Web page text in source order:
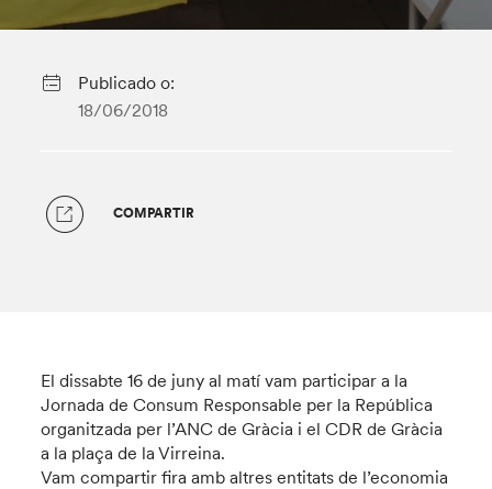
Publicado o:
18/06/2018
COMPARTIR
El dissabte 16 de juny al matí vam participar a la
Jornada de Consum Responsable per la República
organitzada per l’ANC de Gràcia i el CDR de Gràcia
a la plaça de la Virreina.
Vam compartir fira amb altres entitats de l’economia